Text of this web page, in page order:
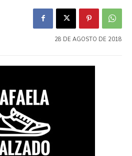
28 DE AGOSTO DE 2018